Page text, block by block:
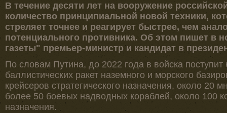
В течение десяти лет на вооружение
количество принципиальной новой техники,
стреляет точнее и реагирует быстрее, чем
потенциального противника. Об этом пишет в
газеты" премьер-министр и кандидат в
По словам Путина, до 2022 года в войска
баллистических ракет наземного и морского
крейсеров стратегического назначения, около 20
более 50 боевых надводных кораблей, около 100
назначения.